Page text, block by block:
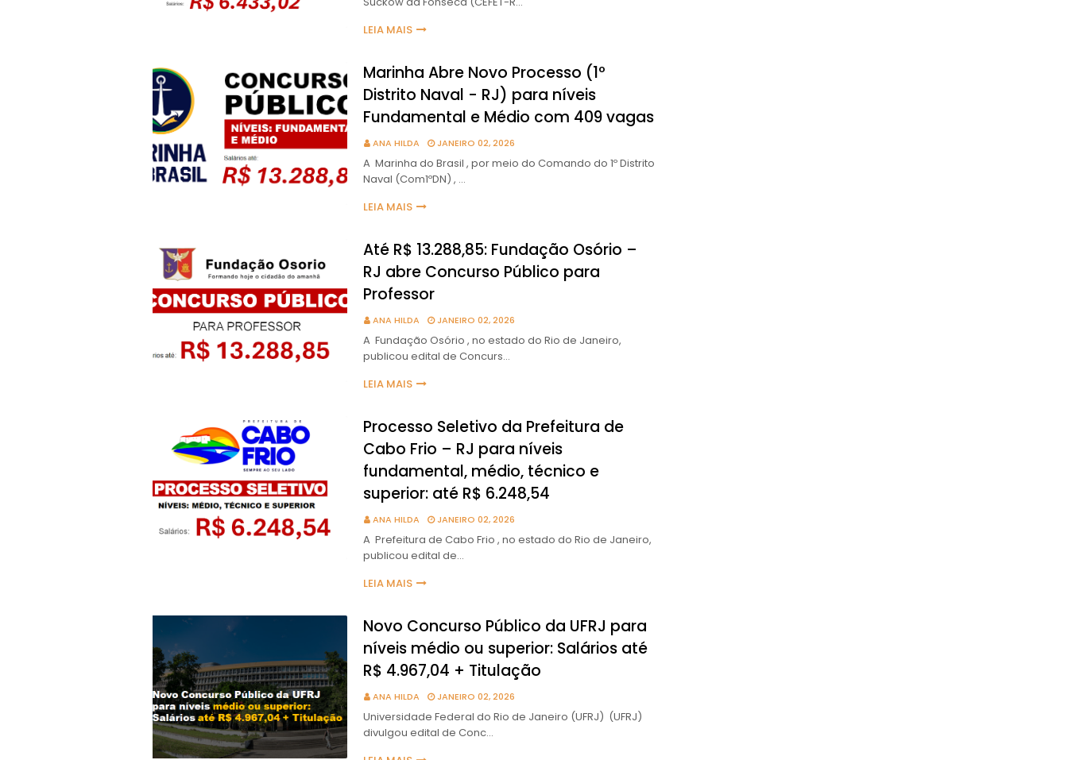
LEIA MAIS
Marinha Abre Novo Processo (1º
Distrito Naval - RJ) para níveis
Fundamental e Médio com 409 vagas
ANA HILDA JANEIRO 02, 2026
A Marinha do Brasil , por meio do Comando do 1º Distrito
Naval (Com1ºDN) , …
LEIA MAIS
Até R$ 13.288,85: Fundação Osório –
RJ abre Concurso Público para
Professor
ANA HILDA JANEIRO 02, 2026
A Fundação Osório , no estado do Rio de Janeiro,
publicou edital de Concurs…
LEIA MAIS
Processo Seletivo da Prefeitura de
Cabo Frio – RJ para níveis
fundamental, médio, técnico e
superior: até R$ 6.248,54
ANA HILDA JANEIRO 02, 2026
A Prefeitura de Cabo Frio , no estado do Rio de Janeiro,
publicou edital de…
LEIA MAIS
Novo Concurso Público da UFRJ para
níveis médio ou superior: Salários até
R$ 4.967,04 + Titulação
ANA HILDA JANEIRO 02, 2026
Universidade Federal do Rio de Janeiro (UFRJ) (UFRJ)
divulgou edital de Conc…